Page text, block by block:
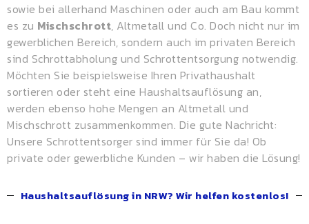
sowie bei allerhand Maschinen oder auch am Bau kommt
es zu Mischschrott, Altmetall und Co. Doch nicht nur im
gewerblichen Bereich, sondern auch im privaten Bereich
sind Schrottabholung und Schrottentsorgung notwendig.
Möchten Sie beispielsweise Ihren Privathaushalt
sortieren oder steht eine Haushaltsauflösung an,
werden ebenso hohe Mengen an Altmetall und
Mischschrott zusammenkommen. Die gute Nachricht:
Unsere Schrottentsorger sind immer für Sie da! Ob
private oder gewerbliche Kunden – wir haben die Lösung!
Haushaltsauflösung in NRW? Wir helfen kostenlos!